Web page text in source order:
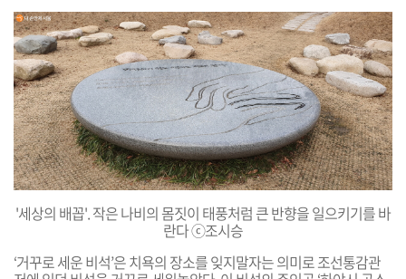
'세상의 배꼽'. 작은 나비의 몸짓이 태풍처럼 큰 반향을 일으키기를 바
란다 ⓒ조시승
‘거꾸로 세운 비석’은 치욕의 장소를 잊지말자는 의미로 조선통감관